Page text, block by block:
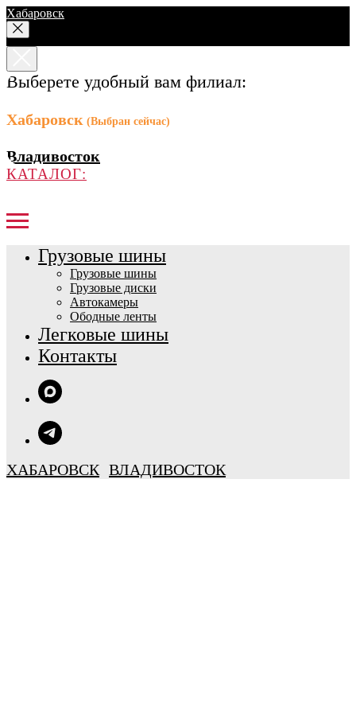
Хабаровск
Выберете удобный вам филиал:
Хабаровск (Выбран сейчас)
Владивосток
КАТАЛОГ:
Грузовые шины
Грузовые шины
Грузовые диски
Автокамеры
Ободные ленты
Легковые шины
Контакты
ХАБАРОВСК ВЛАДИВОСТОК